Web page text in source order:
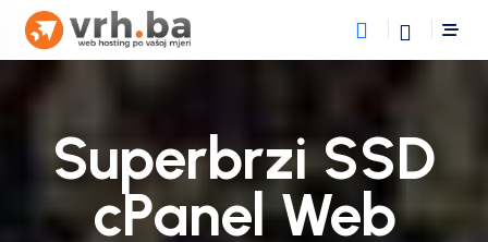
Superbrzi SSD
cPanel Web